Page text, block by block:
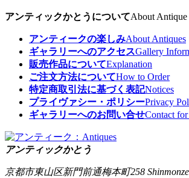
アンティックかとうについてAbout
アンティークの楽しみAbout Antiques
ギャラリーへのアクセスGallery
販売作品についてExplanation
ご注文方法についてHow to Order
特定商取引法に基づく表記Notices
プライヴァシー・ポリシーPrivacy
ギャラリーへのお問い合せContact
アンティックかとう
京都市東山区新門前通梅本町258